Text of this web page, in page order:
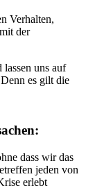
Verhalten,
der
uns auf
es gilt die
dass wir das
jeden von
erlebt